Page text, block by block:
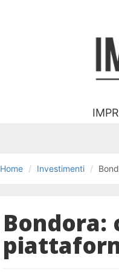
Home Investimenti
Bondora: